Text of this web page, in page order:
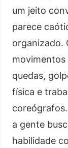
um jeito
parece
organizado.
movimentos
quedas,
física e
a gente
habilidade